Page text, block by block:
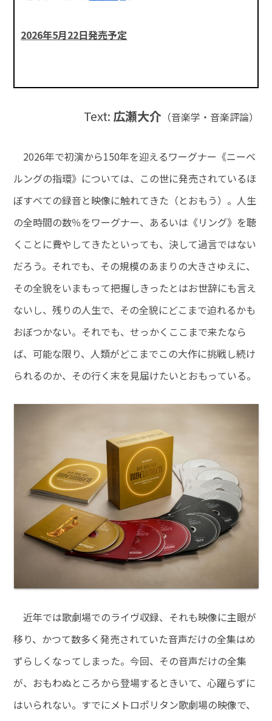
2026年5月22日発売予定
Text: 広瀬大介（音楽学・音楽評論）
2026年で初演から150年を迎えるワーグナー《ニーベ
ルングの指環》については、この世に発売されているほ
ぼすべての録音と映像に触れてきた（とおもう）。人生
の全時間の数％をワーグナー、あるいは《リング》を聴
くことに費やしてきたといっても、決して過言ではない
だろう。それでも、その規模のあまりの大きさゆえに、
その全貌をいまもって把握しきったとはお世辞にも言え
ないし、残りの人生で、その全貌にどこまで迫れるかも
おぼつかない。それでも、せっかくここまで来たなら
ば、可能な限り、人類がどこまでこの大作に挑戦し続け
られるのか、その行く末を見届けたいとおもっている。
近年では歌劇場でのライヴ収録、それも映像に主眼が
移り、かつて数多く発売されていた音声だけの全集はめ
ずらしくなってしまった。今回、その音声だけの全集
が、おもわぬところから登場するときいて、心躍らずに
はいられない。すでにメトロポリタン歌劇場の映像で、